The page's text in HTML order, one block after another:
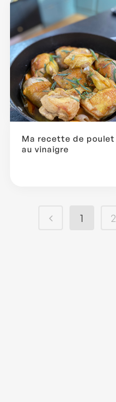
Ma recette de poulet
au vinaigre
1 2